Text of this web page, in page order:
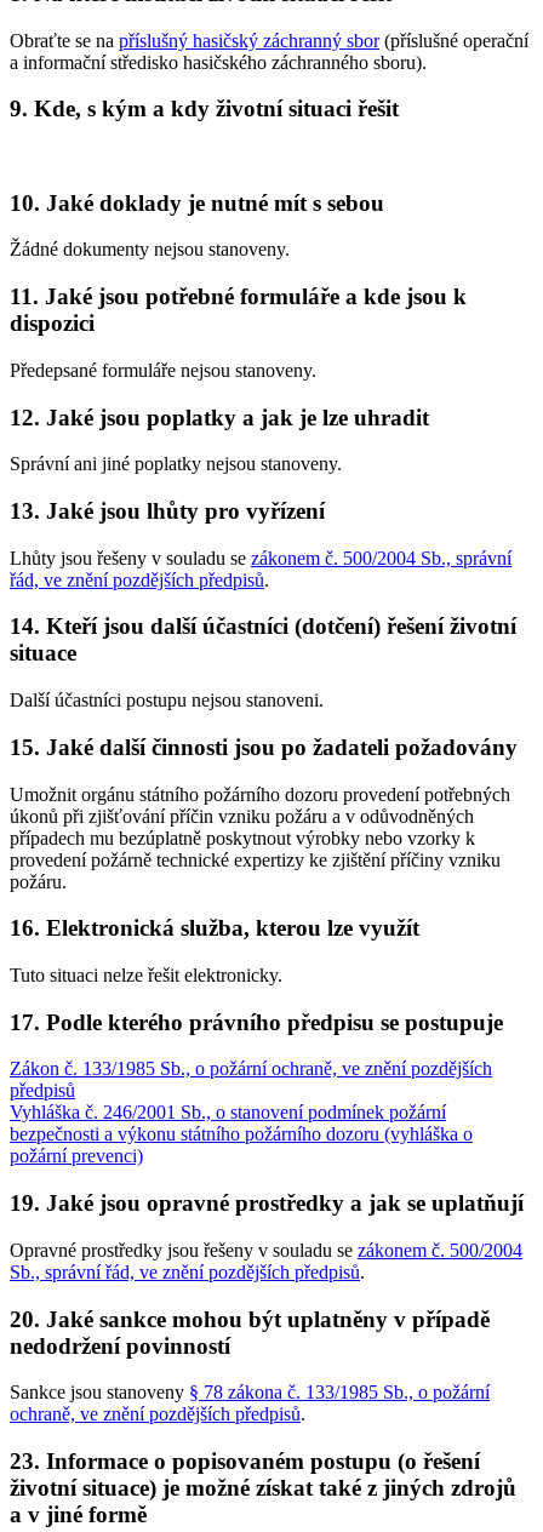
Obraťte se na příslušný hasičský záchranný sbor(příslušné operační
a informační středisko hasičského záchranného sboru).
9. Kde, s kým a kdy životní situaci řešit
10. Jaké doklady je nutné mít s sebou
Žádné dokumenty nejsou stanoveny.
11. Jaké jsou potřebné formuláře a kde jsou k
dispozici
Předepsané formuláře nejsou stanoveny.
12. Jaké jsou poplatky a jak je lze uhradit
Správní ani jiné poplatky nejsou stanoveny.
13. Jaké jsou lhůty pro vyřízení
Lhůty jsou řešeny v souladu se zákonem č. 500/2004 Sb., správní
řád, ve znění pozdějších předpisů.
14. Kteří jsou další účastníci (dotčení) řešení životní
situace
Další účastníci postupu nejsou stanoveni.
15. Jaké další činnosti jsou po žadateli požadovány
Umožnit orgánu státního požárního dozoru provedení potřebných
úkonů při zjišťování příčin vzniku požáru a v odůvodněných
případech mu bezúplatně poskytnout výrobky nebo vzorky k
provedení požárně technické expertizy ke zjištění příčiny vzniku
požáru.
16. Elektronická služba, kterou lze využít
Tuto situaci nelze řešit elektronicky.
17. Podle kterého právního předpisu se postupuje
Zákon č. 133/1985 Sb., o požární ochraně, ve znění pozdějších
předpisů
Vyhláška č. 246/2001 Sb., o stanovení podmínek požární
bezpečnosti a výkonu státního požárního dozoru (vyhláška o
požární prevenci)
19. Jaké jsou opravné prostředky a jak se uplatňují
Opravné prostředky jsou řešeny v souladu se zákonem č. 500/2004
Sb., správní řád, ve znění pozdějších předpisů.
20. Jaké sankce mohou být uplatněny v případě
nedodržení povinností
Sankce jsou stanoveny § 78 zákona č. 133/1985 Sb., o požární
ochraně, ve znění pozdějších předpisů.
23. Informace o popisovaném postupu (o řešení
životní situace) je možné získat také z jiných zdrojů
a v jiné formě